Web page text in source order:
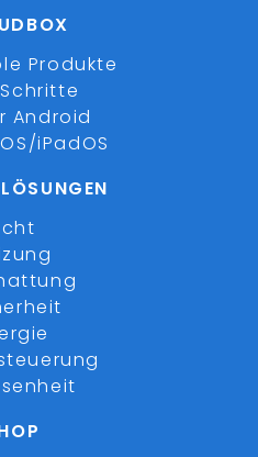
Produkte
Android
iPadOS